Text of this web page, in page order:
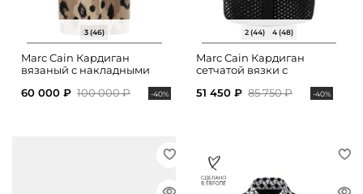
3 (46)
Marc Cain Кардиган
вязаный с накладными
60 000 ₽ 100 000 ₽ -40%
2 (44) 4 (48)
Marc Cain Кардиган
сетчатой вязки с
51 450 ₽ 85 750 ₽ -40%